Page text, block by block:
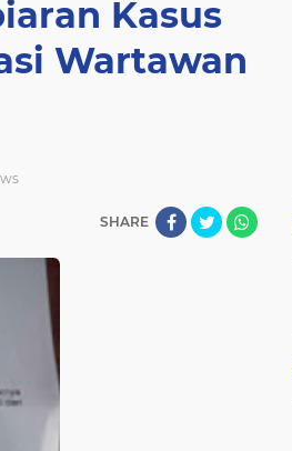
Kasus
Wartawan
SHARE